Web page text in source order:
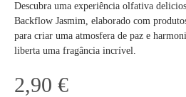
Descubra uma experiência olfativa
Backflow Jasmim, elaborado com
para criar uma atmosfera de paz e
liberta uma fragância incrível.
2,90 €